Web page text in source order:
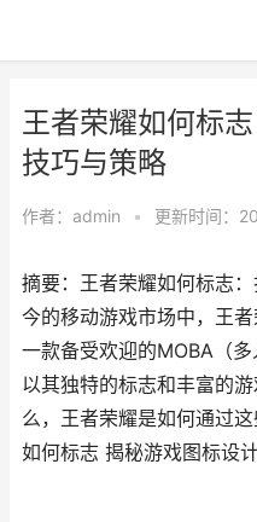
王者荣耀如何标
技巧与策略
作者： admin • 更新时间：
摘要：王者荣耀如何标志
今的移动游戏市场中，王
一款备受欢迎的MOBA（
以其独特的标志和丰富的
么，王者荣耀是如何通过
如何标志 揭秘游戏图标设